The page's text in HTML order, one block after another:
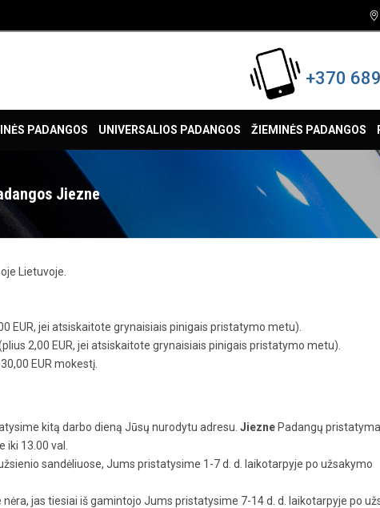
+370
PADANGOS UNIVERSALIOS PADANGOS ŽIEMINĖS PADANGOS
Jiezne
Lietuvoje.
EUR, jei atsiskaitote grynaisiais pinigais pristatymo metu).
2,00 EUR, jei atsiskaitote grynaisiais pinigais pristatymo metu).
EUR mokestį.
kitą darbo dieną Jūsų nurodytu adresu. Jiezne Padangų
13.00 val.
sandėliuose, Jums pristatysime 1-7 d. d. laikotarpyje po užsakymo
jas tiesiai iš gamintojo Jums pristatysime 7-14 d. d. laikotarpyje po